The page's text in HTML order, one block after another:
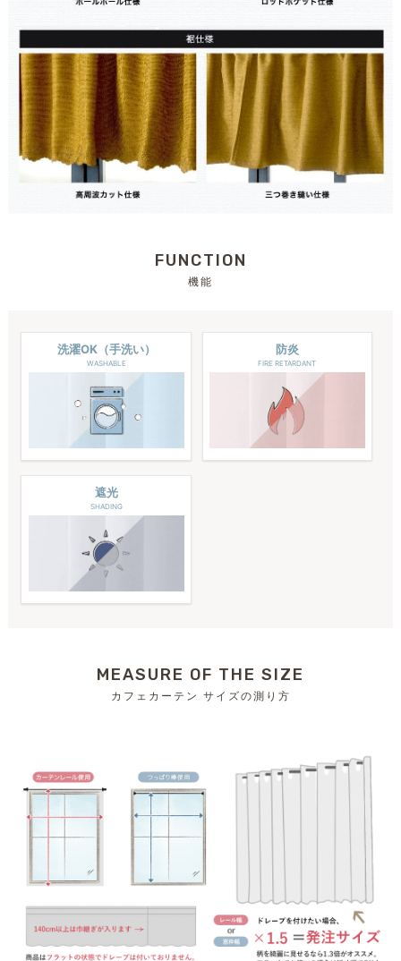
FUNCTION
機能
洗濯OK（手洗い）
WASHABLE
防炎
FIRE RETARDANT
遮光
SHADING
MEASURE OF THE SIZE
カフェカーテン サイズの測り方